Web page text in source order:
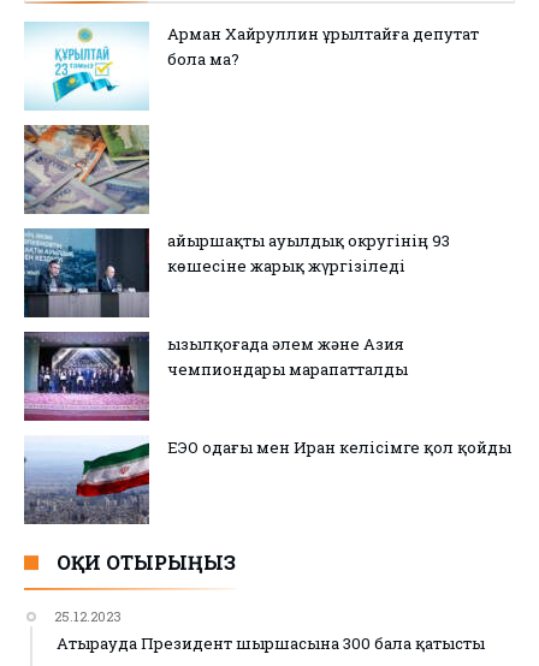
Арман Хайруллин Құрылтайға депутат
бола ма?
Қайыршақты ауылдық округінің 93
көшесіне жарық жүргізіледі
Қызылқоғада әлем және Азия
чемпиондары марапатталды
ЕЭО одағы мен Иран келісімге қол қойды
ОҚИ ОТЫРЫҢЫЗ
25.12.2023
Атырауда Президент шыршасына 300 бала қатысты